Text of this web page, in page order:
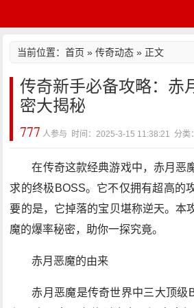
当前位置：首页 »传奇动态 » 正文
传奇新手必备攻略：赤
密大揭秘
777 人参与 时间：2025-3-15 11:38:21 分类
在传奇这款经典游戏中，赤月恶
求的终极BOSS。它不仅拥有超高的
要的是，它掉落的宝贝堪称逆天。本
魔的爆率秘密，助你一探究竟。
赤月恶魔的由来
赤月恶魔是传奇世界中三大顶级